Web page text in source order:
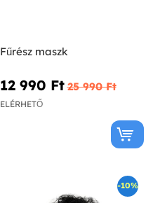
Fűrész maszk
12 990 Ft‎ 25 990 Ft‎
ELÉRHETŐ
-10%